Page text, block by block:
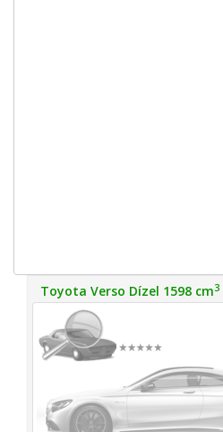
Toyota Verso Dízel 1598 cm3